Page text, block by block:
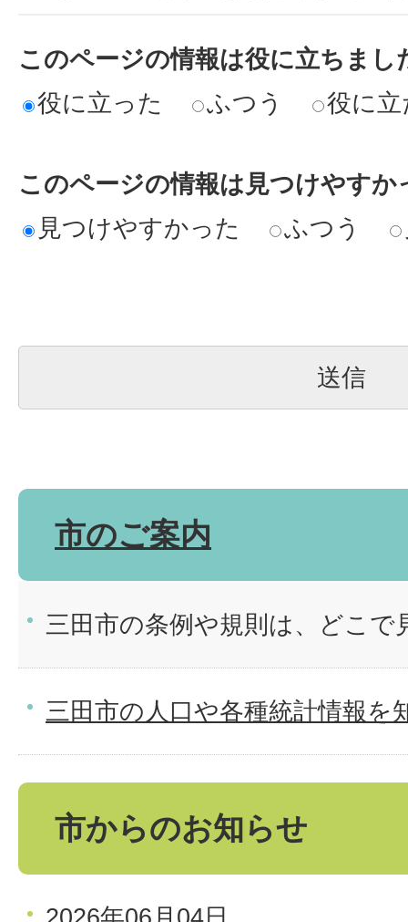
このページの情報は役に立ちまし
役に立った
ふつう 役に
このページの情報は見つけやすか
見つけやすかった
ふつう
市のご案内
三田市の条例や規則は、どこ
三田市の人口や各種統計情報を
市からのお知らせ